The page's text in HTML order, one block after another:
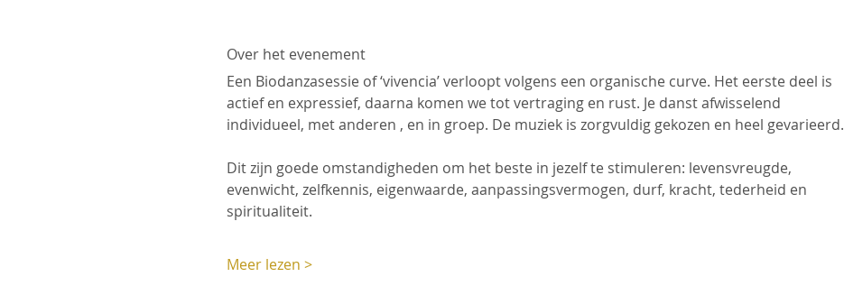
Over het evenement
Een Biodanzasessie of ‘vivencia’ verloopt volgens een organische curve. Het eerste deel is
actief en expressief, daarna komen we tot vertraging en rust. Je danst afwisselend
individueel, met anderen , en in groep. De muziek is zorgvuldig gekozen en heel gevarieerd.
Dit zijn goede omstandigheden om het beste in jezelf te stimuleren: levensvreugde,
evenwicht, zelfkennis, eigenwaarde, aanpassingsvermogen, durf, kracht, tederheid en
spiritualiteit.
Meer lezen >